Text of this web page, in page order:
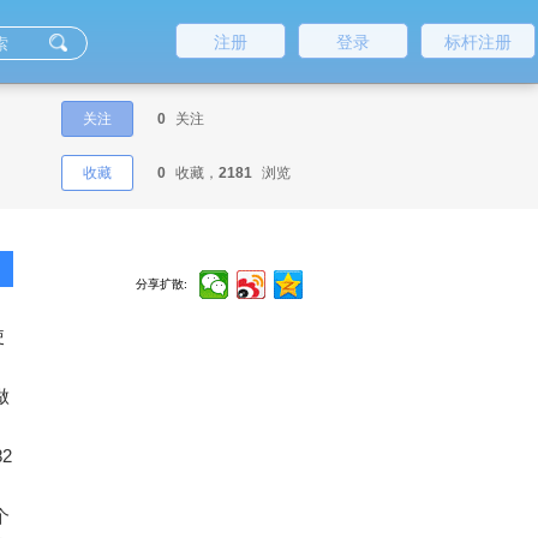
标杆注册
登录
注册
关注 0 关注
收藏 0 收藏， 2181 浏览
分享扩散: